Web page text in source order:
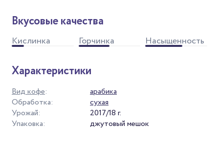
Вкусовые качества
Кислинка Горчинка Насыщенность
Характеристики
Вид кофе:
арабика
Обработка:
сухая
Урожай:
2017/18 г.
Упаковка:
джутовый мешок